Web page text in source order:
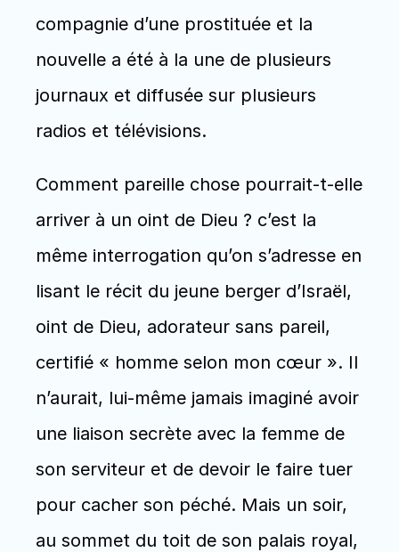
compagnie d’une prostituée et la
nouvelle a été à la une de plusieurs
journaux et diffusée sur plusieurs
radios et télévisions.
Comment pareille chose pourrait-t-elle
arriver à un oint de Dieu ? c’est la
même interrogation qu’on s’adresse en
lisant le récit du jeune berger d’Israël,
oint de Dieu, adorateur sans pareil,
certifié « homme selon mon cœur ». Il
n’aurait, lui-même jamais imaginé avoir
une liaison secrète avec la femme de
son serviteur et de devoir le faire tuer
pour cacher son péché. Mais un soir,
au sommet du toit de son palais royal,